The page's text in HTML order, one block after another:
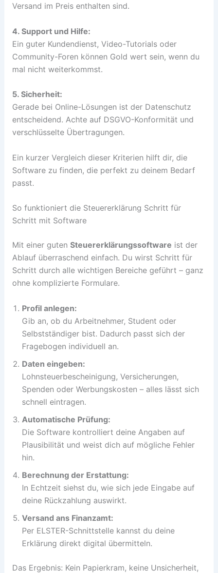
Versand im Preis enthalten sind.
4. Support und Hilfe:
Ein guter Kundendienst, Video-Tutorials oder
Community-Foren können Gold wert sein, wenn du
mal nicht weiterkommst.
5. Sicherheit:
Gerade bei Online-Lösungen ist der Datenschutz
entscheidend. Achte auf DSGVO-Konformität und
verschlüsselte Übertragungen.
Ein kurzer Vergleich dieser Kriterien hilft dir, die
Software zu finden, die perfekt zu deinem Bedarf
passt.
So funktioniert die Steuererklärung Schritt für
Schritt mit Software
Mit einer guten Steuererklärungssoftware ist der
Ablauf überraschend einfach. Du wirst Schritt für
Schritt durch alle wichtigen Bereiche geführt – ganz
ohne komplizierte Formulare.
Profil anlegen:
Gib an, ob du Arbeitnehmer, Student oder
Selbstständiger bist. Dadurch passt sich der
Fragebogen individuell an.
Daten eingeben:
Lohnsteuerbescheinigung, Versicherungen,
Spenden oder Werbungskosten – alles lässt sich
schnell eintragen.
Automatische Prüfung:
Die Software kontrolliert deine Angaben auf
Plausibilität und weist dich auf mögliche Fehler
hin.
Berechnung der Erstattung:
In Echtzeit siehst du, wie sich jede Eingabe auf
deine Rückzahlung auswirkt.
Versand ans Finanzamt:
Per ELSTER-Schnittstelle kannst du deine
Erklärung direkt digital übermitteln.
Das Ergebnis: Kein Papierkram, keine Unsicherheit,